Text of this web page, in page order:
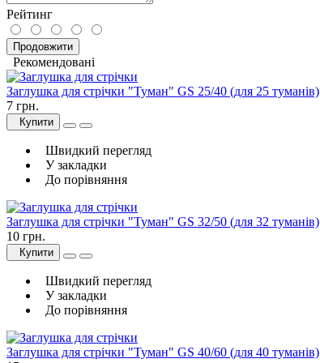
Рейтинг
Продовжити
Рекомендовані
Заглушка для стрічки "Туман" GS 25/40 (для 25 туманів)
7 грн.
Купити
Швидкий перегляд
У закладки
До порівняння
Заглушка для стрічки "Туман" GS 32/50 (для 32 туманів)
10 грн.
Купити
Швидкий перегляд
У закладки
До порівняння
Заглушка для стрічки "Туман" GS 40/60 (для 40 туманів)